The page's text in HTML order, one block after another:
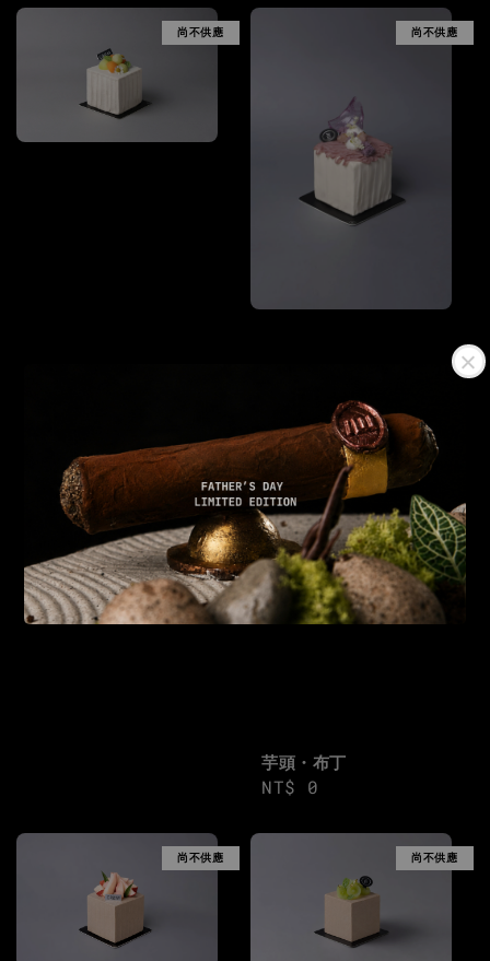
尚不供應
純粹・香密
Regular
price
NT$ 0
尚不供應
芋頭・布丁
Regular
NT$ 0
尚不供應 尚不供應